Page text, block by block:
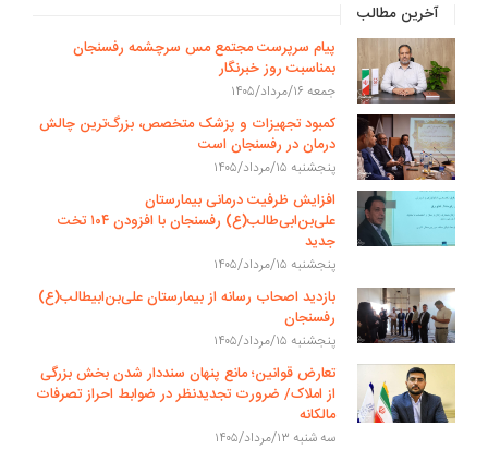
آخرین مطالب
پیام سرپرست مجتمع مس سرچشمه رفسنجان
بمناسبت روز خبرنگار
جمعه ۱۶/مرداد/۱۴۰۵
کمبود تجهیزات و پزشک متخصص، بزرگ‌ترین چالش
درمان در رفسنجان است
پنجشنبه ۱۵/مرداد/۱۴۰۵
افزایش ظرفیت درمانی بیمارستان
علی‌بن‌ابی‌طالب(ع) رفسنجان با افزودن ۱۰۴ تخت
جدید
پنجشنبه ۱۵/مرداد/۱۴۰۵
بازدید اصحاب رسانه از بیمارستان علی‌بن‌ابیطالب(ع)
رفسنجان
پنجشنبه ۱۵/مرداد/۱۴۰۵
تعارض قوانین؛ مانع پنهان سنددار شدن بخش بزرگی
از املاک/ ضرورت تجدیدنظر در ضوابط احراز تصرفات
مالکانه
سه شنبه ۱۳/مرداد/۱۴۰۵